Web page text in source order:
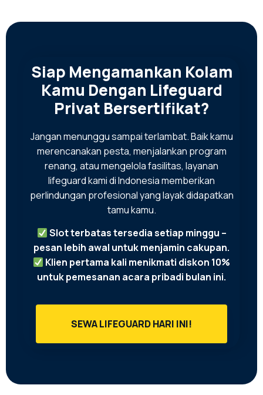
Siap Mengamankan Kolam
Kamu Dengan Lifeguard
Privat Bersertifikat?
Jangan menunggu sampai terlambat. Baik kamu
merencanakan pesta, menjalankan program
renang, atau mengelola fasilitas, layanan
lifeguard kami di Indonesia memberikan
perlindungan profesional yang layak didapatkan
tamu kamu.
Slot terbatas tersedia setiap minggu –
pesan lebih awal untuk menjamin cakupan.
Klien pertama kali menikmati diskon 10%
untuk pemesanan acara pribadi bulan ini.
SEWA LIFEGUARD HARI INI!